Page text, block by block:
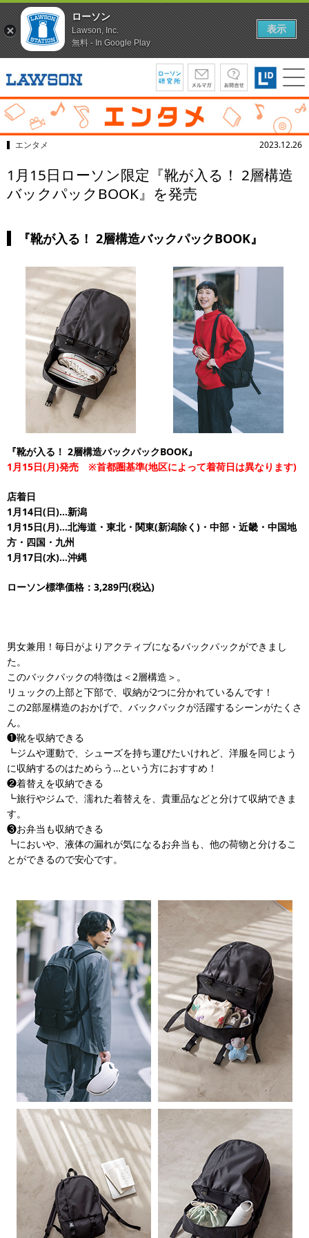
エンタメ 2023.12.26
1月15日ローソン限定『靴が入る！ 2層構造
バックパックBOOK』を発売
『靴が入る！ 2層構造バックパックBOOK』
『靴が入る！ 2層構造バックパックBOOK』
1月15日(月)発売 ※首都圏基準(地区によって着荷日は異なります)
店着日
1月14日(日)…新潟
1月15日(月)…北海道・東北・関東(新潟除く)・中部・近畿・中国地
方・四国・九州
1月17日(水)…沖縄
ローソン標準価格：3,289円(税込)
男女兼用！毎日がよりアクティブになるバックパックができまし
た。
このバックパックの特徴は＜2層構造＞。
リュックの上部と下部で、収納が2つに分かれているんです！
この2部屋構造のおかげで、バックパックが活躍するシーンがたくさ
ん。
❶靴を収納できる
┗ジムや運動で、シューズを持ち運びたいけれど、洋服を同じよう
に収納するのはためらう…という方におすすめ！
❷着替えを収納できる
┗旅行やジムで、濡れた着替えを、貴重品などと分けて収納できま
す。
❸お弁当も収納できる
┗においや、液体の漏れが気になるお弁当も、他の荷物と分けるこ
とができるので安心です。
ローソン
Lawson, Inc.
無料 - In Google Play
表示